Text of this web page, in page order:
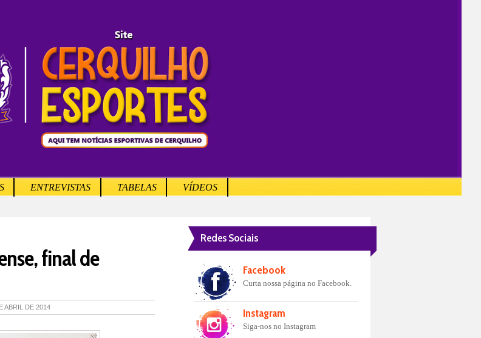
ENTREVISTAS TABELAS
VÍDEOS
final de
ABRIL DE 2014
Redes Sociais
Facebook
Curta nossa página no Facebook.
Instagram
Siga-nos no Instagram